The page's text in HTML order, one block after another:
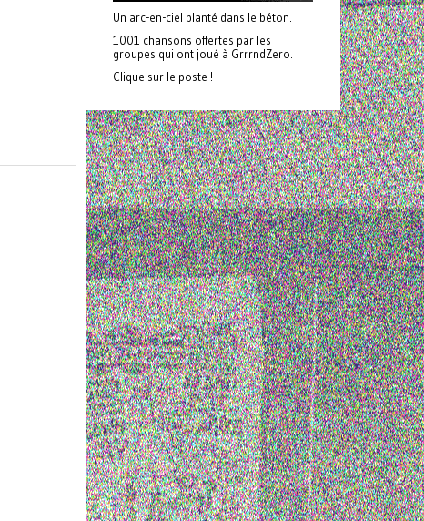
Un arc-en-ciel planté dans le béton.
1001 chansons offertes par les
groupes qui ont joué à GrrrndZero.
Clique sur le poste !